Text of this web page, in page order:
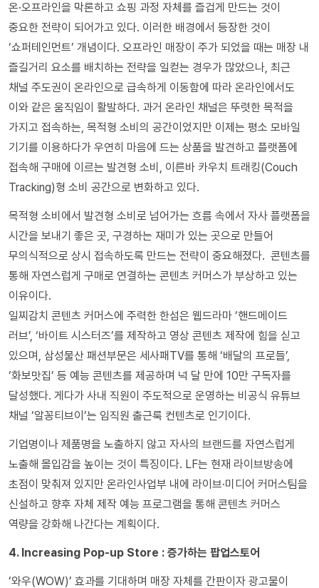
온·오프라인을 막론하고 쇼핑 과정 자체를 즐겁게 만드는 것이
중요한 전략이 되어가고 있다. 이러한 배경에서 등장한 것이
‘쇼퍼테인먼트’ 개념이다. 오프라인 매장이 주가 되었을 때는 매장 내
즐길거리 요소를 배치하는 전략을 일컫는 경우가 많았으나, 최근
채널 주도권이 온라인으로 급속하게 이동함에 따라 온라인에서도
이와 같은 움직임이 활발하다. 과거 온라인 채널은 뚜렷한 목적을
가지고 접속하는, 목적형 소비의 공간이었지만 이제는 평소 모바일
기기를 이용하다가 우연히 마음에 드는 상품을 발견하고 플랫폼에
접속해 구매에 이르는 발견형 소비, 이른바 카우치 트래킹(Couch
Tracking)형 소비 공간으로 변화하고 있다.
목적형 소비에서 발견형 소비로 넘어가는 흐름 속에서 자사 플랫폼을
시간을 보내기 좋은 곳, 구경하는 재미가 있는 곳으로 만들어
무의식적으로 상시 접속하도록 만드는 전략이 중요해졌다. 콘텐츠를
통해 자연스럽게 구매로 연결하는 콘텐츠 커머스가 부상하고 있는
이유이다.
일찌감치 콘텐츠 커머스에 주력한 한섬은 웹드라마 ‘핸드메이드
러브’, ‘바이트 시스터즈’를 제작하고 영상 콘텐츠 제작에 힘을 싣고
있으며, 삼성물산 패션부문은 세사패TV를 통해 ‘배달의 프로들’,
‘화보맛집’ 등 예능 콘텐츠를 제공하며 넉 달 만에 10만 구독자를
달성했다. 게다가 사내 직원이 주도적으로 운영하는 비공식 유튜브
채널 ‘알꽁티브이’는 임직원 출근룩 컨텐츠로 인기이다.
기업명이나 제품명을 노출하지 않고 자사의 브랜드를 자연스럽게
노출해 몰입감을 높이는 것이 특징이다. LF는 현재 라이브방송에
초점이 맞춰져 있지만 온라인사업부 내에 라이브·미디어 커머스팀을
신설하고 향후 자체 제작 예능 프로그램을 통해 콘텐츠 커머스
역량을 강화해 나간다는 계획이다.
4. Increasing Pop-up Store : 증가하는 팝업스토어
‘와우(WOW)’ 효과를 기대하며 매장 자체를 간판이자 광고물이